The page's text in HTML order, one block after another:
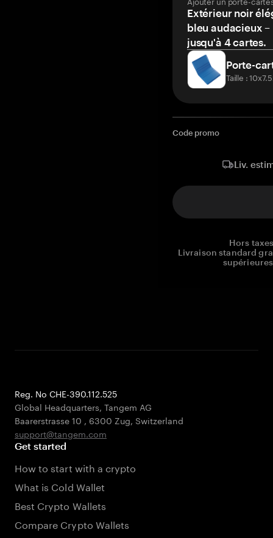
Extérieur noir
bleu audacieux
jusqu'à 4 cartes.
Porte-
Taille :
Code promo
Liv.
Hors
Livraison standard
Reg. No CHE-390.112.525
Global Headquarters, Tangem AG
Baarerstrasse 10 , 6300 Zug, Switzerland
support@tangem.com
Get started
How to start with a crypto
What is Cold Wallet
Best Crypto Wallets
Compare Crypto Wallets